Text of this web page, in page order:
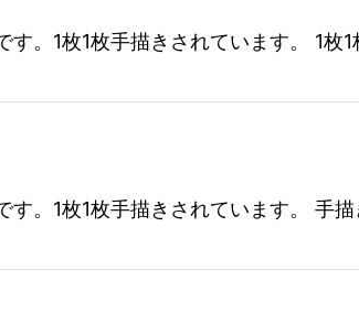
す。1枚1枚手描きされています。 1
す。1枚1枚手描きされています。